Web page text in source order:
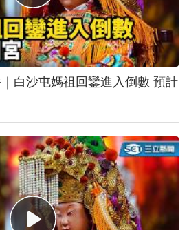
白沙屯媽祖回鑾進入倒數 預計